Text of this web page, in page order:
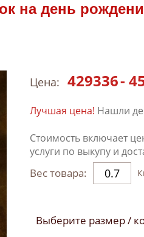
на день
Цена: 429336-
Лучшая цена! Нашли
Стоимость включает
услуги по выкупу и
Вес товара:
Выберите размер /